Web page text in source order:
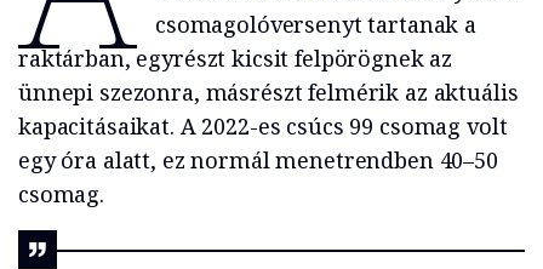
csomagolóversenyt tartanak a
raktárban, egyrészt kicsit felpörögnek az
ünnepi szezonra, másrészt felmérik az aktuális
kapacitásaikat. A 2022-es csúcs 99 csomag volt
egy óra alatt, ez normál menetrendben 40–50
csomag.